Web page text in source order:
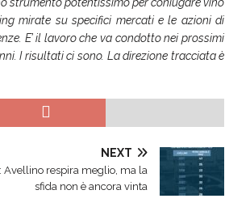
mirate su specifici mercati e le azioni di
E’ il lavoro che va condotto nei prossimi
I risultati ci sono. La direzione tracciata è
NEXT
Avellino respira meglio, ma la
sfida non è ancora vinta